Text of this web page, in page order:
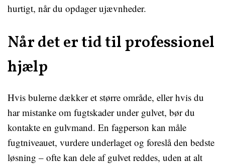
hurtigt, når du opdager ujævnheder.
Når det er tid til professionel
hjælp
Hvis bulerne dækker et større område, eller hvis du
har mistanke om fugtskader under gulvet, bør du
kontakte en gulvmand. En fagperson kan måle
fugtniveauet, vurdere underlaget og foreslå den bedste
løsning – ofte kan dele af gulvet reddes, uden at alt